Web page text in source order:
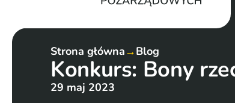
Strona główna→Blog
Konkurs: Bony
29 maj 2023